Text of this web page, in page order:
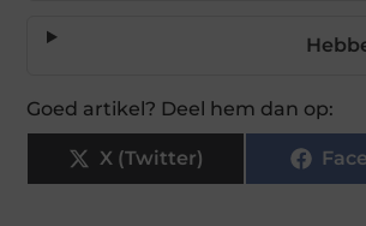
Goed artikel? Deel hem dan op:
X (Twitter)